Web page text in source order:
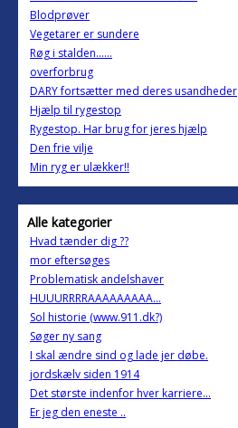
Blodprøver
Vegetarer er sundere
Røg i stalden......
overforbrug
DARY fortsætter med deres usandheder
Hjælp til rygestop
Rygestop. Har brug for jeres hjælp
Den frie vilje
Min ryg er ulækker!!
Alle kategorier
Hvad tænder dig ??
mor eftersøges
Problematisk andelshaver
HUUURRRRAAAAAAAAA...
Sol historie (www.911.dk?)
Søger ny sang
I skal ændre sind og lade jer døbe.
jordskælv siden 1914
Det største indenfor hver karriere...
Er jeg den eneste ..